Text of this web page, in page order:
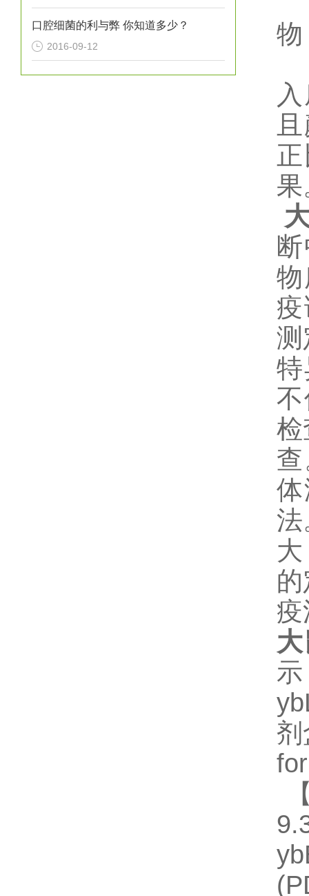
口腔细菌的利与弊 你知道多少？
2016-09-12
物
果
测
检
示